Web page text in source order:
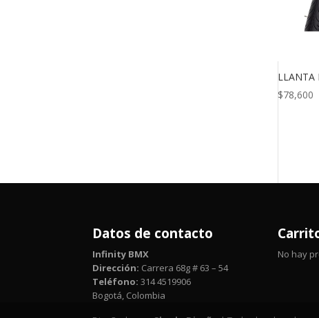
LLANTA
$78,600
Datos de contacto
Infinity BMX
Dirección: Carrera 68g # 63 – 54
Teléfono: 314 4519906
Bogotá, Colombia
No hay